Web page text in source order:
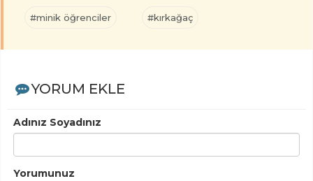
#minik öğrenciler #kırkağaç
YORUM EKLE
Adınız Soyadınız
Yorumunuz